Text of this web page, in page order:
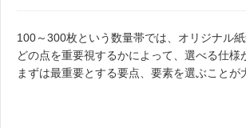
100～300枚という数量帯では、オリジナル
どの点を重要視するかによって、選べる仕様
まずは最重要とする要点、要素を選ぶことが